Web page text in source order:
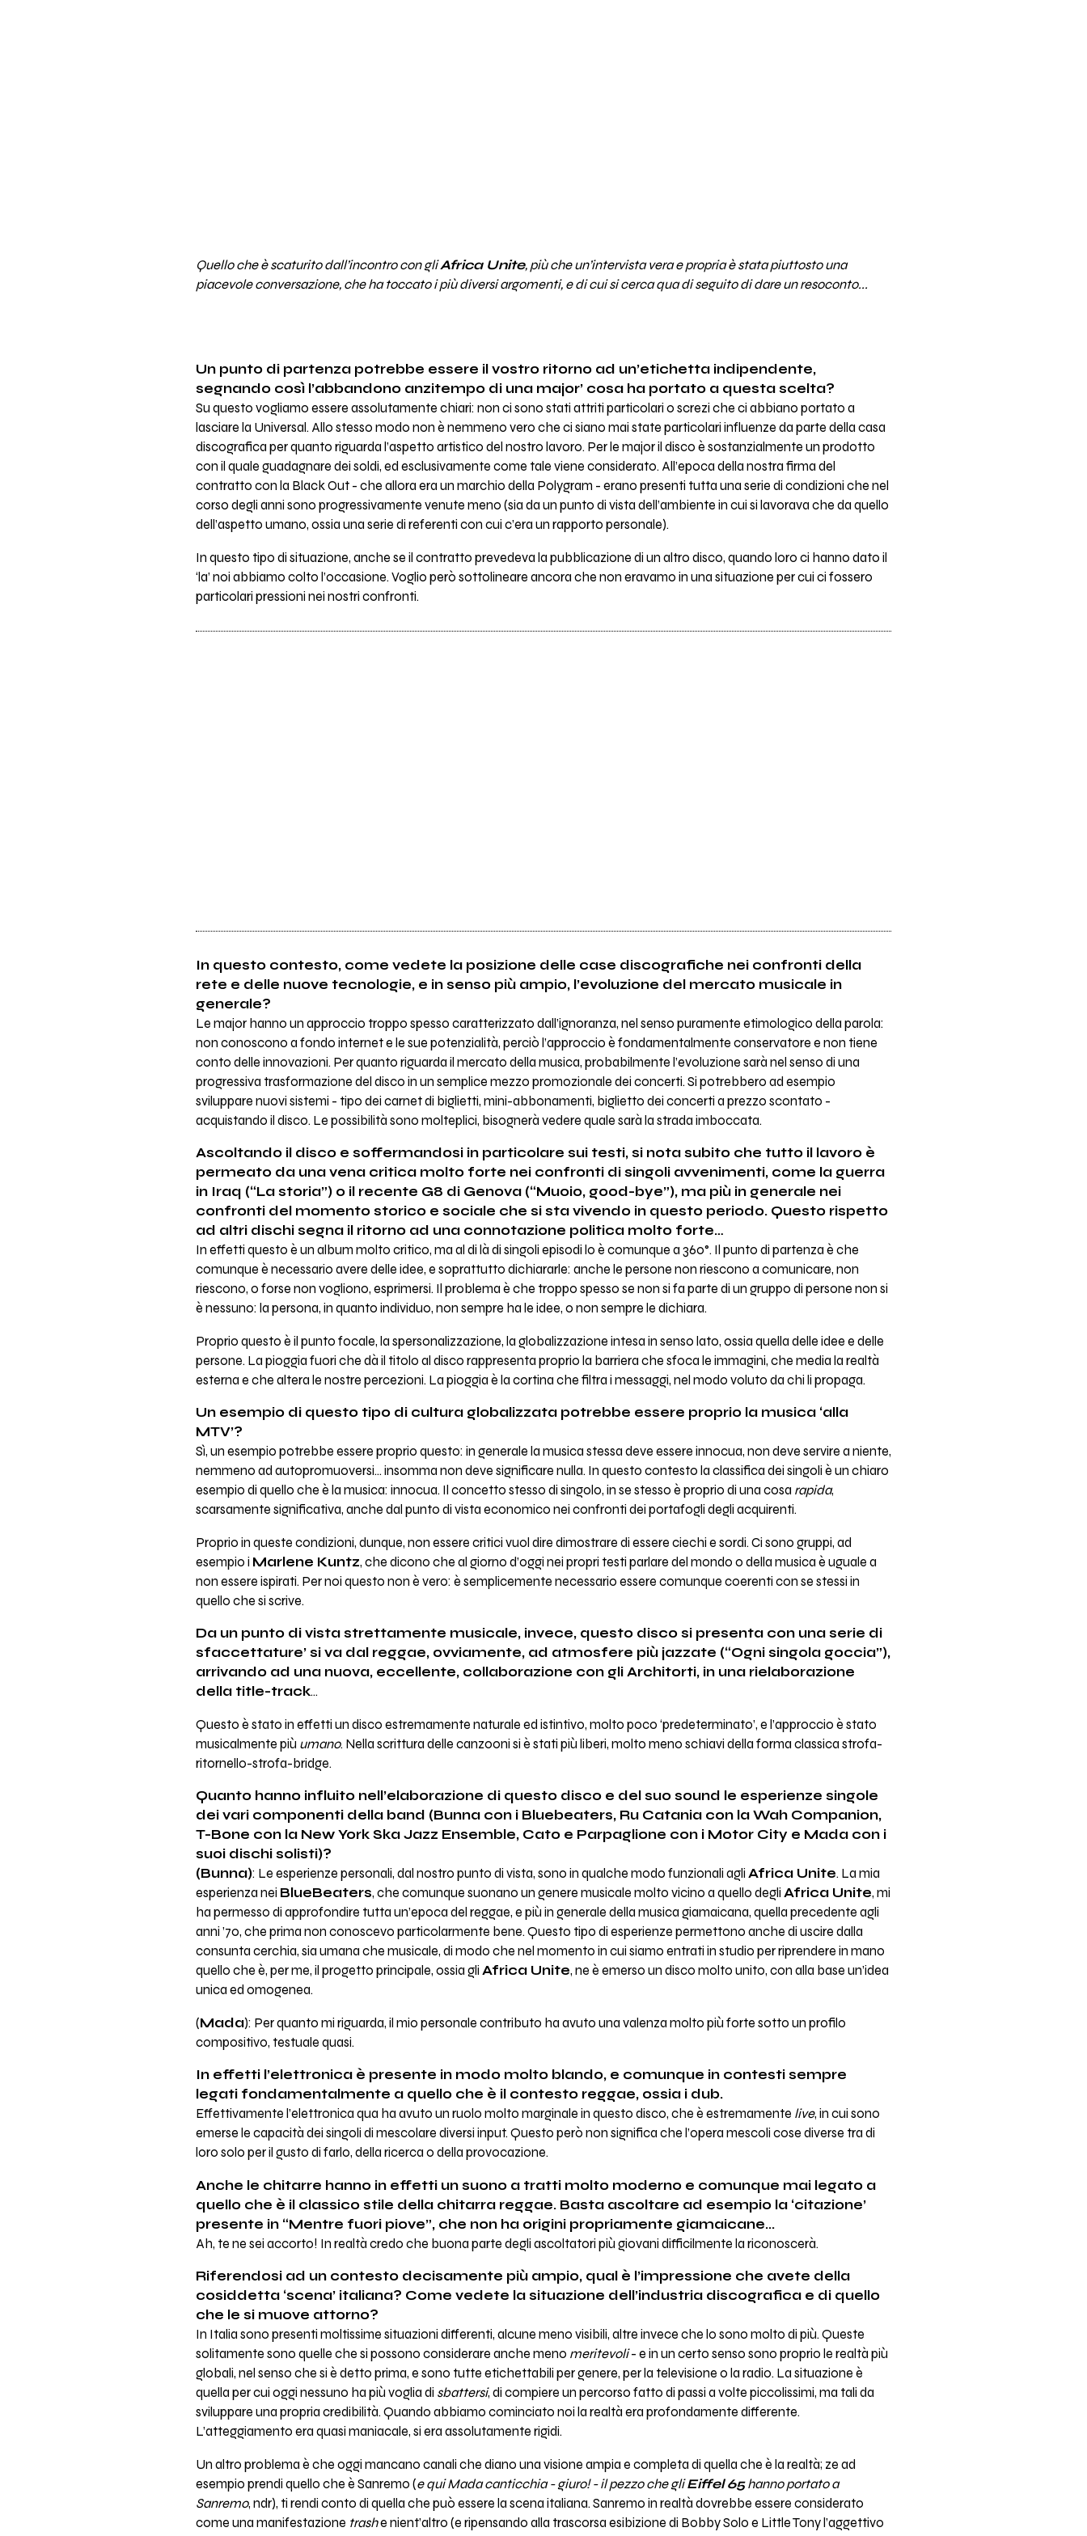
Quello che è scaturito dall’incontro con gliAfrica Unite, più che un’intervista vera e propria è stata piuttosto una
piacevole conversazione, che ha toccato i più diversi argomenti, e di cui si cerca qua di seguito di dare un resoconto...
Un punto di partenza potrebbe essere il vostro ritorno ad un’etichetta indipendente,
segnando così l’abbandono anzitempo di una major’ cosa ha portato a questa scelta?
Su questo vogliamo essere assolutamente chiari: non ci sono stati attriti particolari o screzi che ci abbiano portato a
lasciare la Universal. Allo stesso modo non è nemmeno vero che ci siano mai state particolari influenze da parte della casa
discografica per quanto riguarda l’aspetto artistico del nostro lavoro. Per le major il disco è sostanzialmente un prodotto
con il quale guadagnare dei soldi, ed esclusivamente come tale viene considerato. All’epoca della nostra firma del
contratto con la Black Out - che allora era un marchio della Polygram - erano presenti tutta una serie di condizioni che nel
corso degli anni sono progressivamente venute meno (sia da un punto di vista dell’ambiente in cui si lavorava che da quello
dell’aspetto umano, ossia una serie di referenti con cui c’era un rapporto personale).
In questo tipo di situazione, anche se il contratto prevedeva la pubblicazione di un altro disco, quando loro ci hanno dato il
‘la’ noi abbiamo colto l’occasione. Voglio però sottolineare ancora che non eravamo in una situazione per cui ci fossero
particolari pressioni nei nostri confronti.
In questo contesto, come vedete la posizione delle case discografiche nei confronti della
rete e delle nuove tecnologie, e in senso più ampio, l’evoluzione del mercato musicale in
generale?
Le major hanno un approccio troppo spesso caratterizzato dall’ignoranza, nel senso puramente etimologico della parola:
non conoscono a fondo internet e le sue potenzialità, perciò l’approccio è fondamentalmente conservatore e non tiene
conto delle innovazioni. Per quanto riguarda il mercato della musica, probabilmente l’evoluzione sarà nel senso di una
progressiva trasformazione del disco in un semplice mezzo promozionale dei concerti. Si potrebbero ad esempio
sviluppare nuovi sistemi - tipo dei carnet di biglietti, mini-abbonamenti, biglietto dei concerti a prezzo scontato -
acquistando il disco. Le possibilità sono molteplici, bisognerà vedere quale sarà la strada imboccata.
Ascoltando il disco e soffermandosi in particolare sui testi, si nota subito che tutto il lavoro è
permeato da una vena critica molto forte nei confronti di singoli avvenimenti, come la guerra
in Iraq (“La storia”) o il recente G8 di Genova (“Muoio, good-bye”), ma più in generale nei
confronti del momento storico e sociale che si sta vivendo in questo periodo. Questo rispetto
ad altri dischi segna il ritorno ad una connotazione politica molto forte…
In effetti questo è un album molto critico, ma al di là di singoli episodi lo è comunque a 360°. Il punto di partenza è che
comunque è necessario avere delle idee, e soprattutto dichiararle: anche le persone non riescono a comunicare, non
riescono, o forse non vogliono, esprimersi. Il problema è che troppo spesso se non si fa parte di un gruppo di persone non si
è nessuno: la persona, in quanto individuo, non sempre ha le idee, o non sempre le dichiara.
Proprio questo è il punto focale, la spersonalizzazione, la globalizzazione intesa in senso lato, ossia quella delle idee e delle
persone. La pioggia fuori che dà il titolo al disco rappresenta proprio la barriera che sfoca le immagini, che media la realtà
esterna e che altera le nostre percezioni. La pioggia è la cortina che filtra i messaggi, nel modo voluto da chi li propaga.
Un esempio di questo tipo di cultura globalizzata potrebbe essere proprio la musica ‘alla
MTV’?
Sì, un esempio potrebbe essere proprio questo: in generale la musica stessa deve essere innocua, non deve servire a niente,
nemmeno ad autopromuoversi... insomma non deve significare nulla. In questo contesto la classifica dei singoli è un chiaro
esempio di quello che è la musica: innocua. Il concetto stesso di singolo, in se stesso è proprio di una cosa rapida,
scarsamente significativa, anche dal punto di vista economico nei confronti dei portafogli degli acquirenti.
Proprio in queste condizioni, dunque, non essere critici vuol dire dimostrare di essere ciechi e sordi. Ci sono gruppi, ad
esempio i Marlene Kuntz, che dicono che al giorno d’oggi nei propri testi parlare del mondo o della musica è uguale a
non essere ispirati. Per noi questo non è vero: è semplicemente necessario essere comunque coerenti con se stessi in
quello che si scrive.
Da un punto di vista strettamente musicale, invece, questo disco si presenta con una serie di
sfaccettature’ si va dal reggae, ovviamente, ad atmosfere più jazzate (“Ogni singola goccia”),
arrivando ad una nuova, eccellente, collaborazione con gli Architorti, in una rielaborazione
della title-track...
Questo è stato in effetti un disco estremamente naturale ed istintivo, molto poco ‘predeterminato’, e l’approccio è stato
musicalmente più umano. Nella scrittura delle canzooni si è stati più liberi, molto meno schiavi della forma classica strofa-
ritornello-strofa-bridge.
Quanto hanno influito nell’elaborazione di questo disco e del suo sound le esperienze singole
dei vari componenti della band (Bunna con i Bluebeaters, Ru Catania con la Wah Companion,
T-Bone con la New York Ska Jazz Ensemble, Cato e Parpaglione con i Motor City e Mada con i
suoi dischi solisti)?
(Bunna): Le esperienze personali, dal nostro punto di vista, sono in qualche modo funzionali agli Africa Unite. La mia
esperienza nei BlueBeaters, che comunque suonano un genere musicale molto vicino a quello degli Africa Unite, mi
ha permesso di approfondire tutta un’epoca del reggae, e più in generale della musica giamaicana, quella precedente agli
anni ’70, che prima non conoscevo particolarmente bene. Questo tipo di esperienze permettono anche di uscire dalla
consunta cerchia, sia umana che musicale, di modo che nel momento in cui siamo entrati in studio per riprendere in mano
quello che è, per me, il progetto principale, ossia gli Africa Unite, ne è emerso un disco molto unito, con alla base un’idea
unica ed omogenea.
(Mada): Per quanto mi riguarda, il mio personale contributo ha avuto una valenza molto più forte sotto un profilo
compositivo, testuale quasi.
In effetti l’elettronica è presente in modo molto blando, e comunque in contesti sempre
legati fondamentalmente a quello che è il contesto reggae, ossia i dub.
Effettivamente l’elettronica qua ha avuto un ruolo molto marginale in questo disco, che è estremamente live, in cui sono
emerse le capacità dei singoli di mescolare diversi input. Questo però non significa che l’opera mescoli cose diverse tra di
loro solo per il gusto di farlo, della ricerca o della provocazione.
Anche le chitarre hanno in effetti un suono a tratti molto moderno e comunque mai legato a
quello che è il classico stile della chitarra reggae. Basta ascoltare ad esempio la ‘citazione’
presente in “Mentre fuori piove”, che non ha origini propriamente giamaicane...
Ah, te ne sei accorto! In realtà credo che buona parte degli ascoltatori più giovani difficilmente la riconoscerà.
Riferendosi ad un contesto decisamente più ampio, qual è l’impressione che avete della
cosiddetta ‘scena’ italiana? Come vedete la situazione dell’industria discografica e di quello
che le si muove attorno?
In Italia sono presenti moltissime situazioni differenti, alcune meno visibili, altre invece che lo sono molto di più. Queste
solitamente sono quelle che si possono considerare anche meno meritevoli- e in un certo senso sono proprio le realtà più
globali, nel senso che si è detto prima, e sono tutte etichettabili per genere, per la televisione o la radio. La situazione è
quella per cui oggi nessuno ha più voglia di sbattersi, di compiere un percorso fatto di passi a volte piccolissimi, ma tali da
sviluppare una propria credibilità. Quando abbiamo cominciato noi la realtà era profondamente differente.
L’atteggiamento era quasi maniacale, si era assolutamente rigidi.
Un altro problema è che oggi mancano canali che diano una visione ampia e completa di quella che è la realtà; ze ad
esempio prendi quello che è Sanremo (e qui Mada canticchia - giuro! - il pezzo che gliEiffel 65hanno portato a
Sanremo, ndr), ti rendi conto di quella che può essere la scena italiana. Sanremo in realtà dovrebbe essere considerato
come una manifestazione trashe nient’altro (e ripensando alla trascorsa esibizione di Bobby Solo e Little Tony l’aggettivo